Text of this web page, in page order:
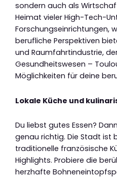
sondern auch als
Heimat vieler High-Tech-
Forschungseinrichtungen,
berufliche Perspektiven
und Raumfahrtindustrie,
Gesundheitswesen –
Möglichkeiten für deine
Lokale Küche und
Du liebst gutes Essen?
genau richtig. Die Stadt ist
traditionelle französische
Highlights. Probiere die
herzhafte